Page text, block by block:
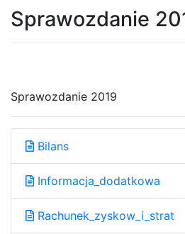
Sprawozdanie
Sprawozdanie 2019
Bilans
Informacja_dodatkowa
Rachunek_zyskow_i_strat